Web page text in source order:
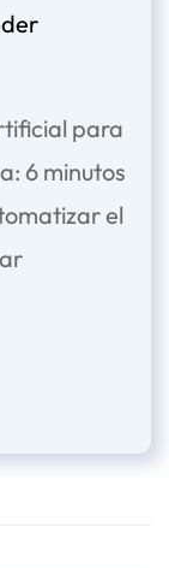
para
6 minutos
el